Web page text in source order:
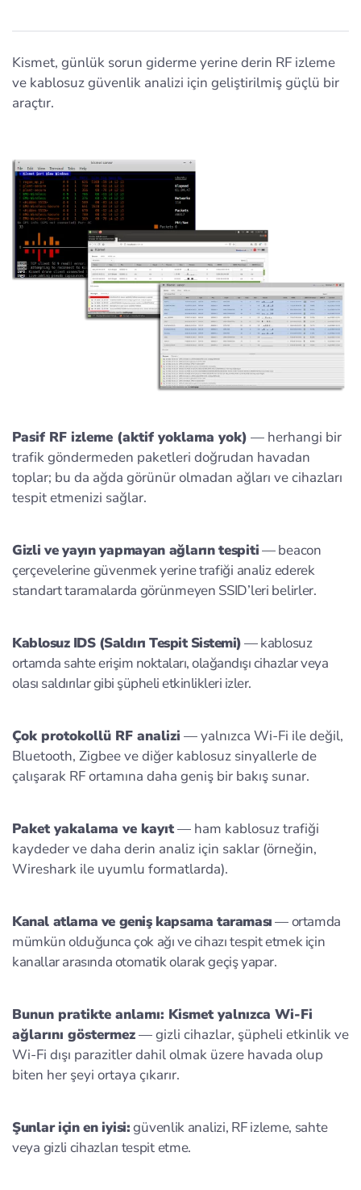
Kismet, günlük sorun giderme yerine derin RF izleme
ve kablosuz güvenlik analizi için geliştirilmiş güçlü bir
araçtır.
Pasif RF izleme (aktif yoklama yok) — herhangi bir
trafik göndermeden paketleri doğrudan havadan
toplar; bu da ağda görünür olmadan ağları ve cihazları
tespit etmenizi sağlar.
Gizli ve yayın yapmayan ağların tespiti— beacon
çerçevelerine güvenmek yerine trafiği analiz ederek
standart taramalarda görünmeyen SSID’leri belirler.
Kablosuz IDS (Saldırı Tespit Sistemi)— kablosuz
ortamda sahte erişim noktaları, olağandışı cihazlar veya
olası saldırılar gibi şüpheli etkinlikleri izler.
Çok protokollü RF analizi — yalnızca Wi‑Fi ile değil,
Bluetooth, Zigbee ve diğer kablosuz sinyallerle de
çalışarak RF ortamına daha geniş bir bakış sunar.
Paket yakalama ve kayıt— ham kablosuz trafiği
kaydeder ve daha derin analiz için saklar (örneğin,
Wireshark ile uyumlu formatlarda).
Kanal atlama ve geniş kapsama taraması— ortamda
mümkün olduğunca çok ağı ve cihazı tespit etmek için
kanallar arasında otomatik olarak geçiş yapar.
Bunun pratikte anlamı: Kismet yalnızca Wi‑Fi
ağlarını göstermez— gizli cihazlar, şüpheli etkinlik ve
Wi‑Fi dışı parazitler dahil olmak üzere havada olup
biten her şeyi ortaya çıkarır.
Şunlar için en iyisi:güvenlik analizi, RF izleme, sahte
veya gizli cihazları tespit etme.